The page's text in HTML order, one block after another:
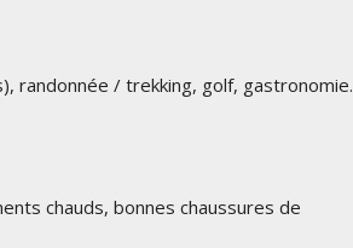
randonnée / trekking, golf, gastronomie.
chauds, bonnes chaussures de